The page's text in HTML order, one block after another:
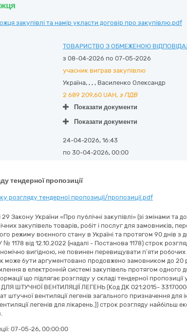
закупівлі та намір укласти договір про закупівлю.pdf
ТОВАРИСТВО З ОБМЕЖЕНОЮ
з 08-04-2026 по 07-05-2026
учасник виграв закупівлю
Україна, , , , Василенко Олександр
2 689 209,60 UAH, з ПДВ
Показати документи
Показати документи
24-04-2026, 16:43
по 30-04-2026, 00:00
тендерної пропозиції
розгляду тендерної пропозиції/пропозиції.pdf
29 Закону України «Про публічні закупівлі» (зі змінами
закупівель товарів, робіт і послуг для замовників,
режиму воєнного стану в Україні та протягом 90 днів
від 12.10.2022 (надалі - Постанова 1178) строк
вигідною, не повинен перевищувати п’яти
може бути аргументовано продовжено замовником до 20
в електронній системі закупівель протягом одного
що підлягає розгляду у складі тендерної
ШТУЧНОЇ ВЕНТИЛЯЦІЇ ЛЕГЕНЬ (Код ДК 021:2015- 33170000-
вентиляції легенів загального призначення для
легенів для лікарень.)) строк розгляду найбільш
07-05-26, 00:00:00